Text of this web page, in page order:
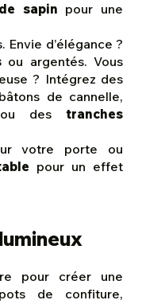
sapin pour une
Envie d’élégance ?
ou argentés. Vous
? Intégrez des
de cannelle,
ou des tranches
votre porte ou
pour un effet
pour créer une
de confiture,